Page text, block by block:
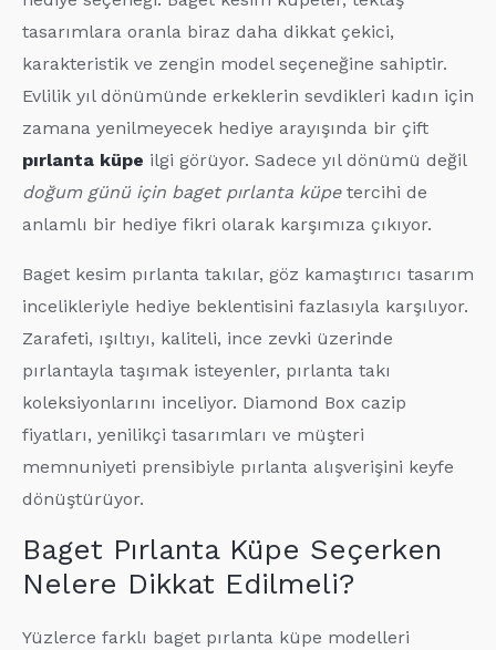
tasarımlara oranla biraz daha dikkat çekici,
karakteristik ve zengin model seçeneğine sahiptir.
Evlilik yıl dönümünde erkeklerin sevdikleri kadın için
zamana yenilmeyecek hediye arayışında bir çift
pırlanta küpe ilgi görüyor. Sadece yıl dönümü değil
doğum günü için baget pırlanta küpetercihi de
anlamlı bir hediye fikri olarak karşımıza çıkıyor.
Baget kesim pırlanta takılar, göz kamaştırıcı tasarım
incelikleriyle hediye beklentisini fazlasıyla karşılıyor.
Zarafeti, ışıltıyı, kaliteli, ince zevki üzerinde
pırlantayla taşımak isteyenler, pırlanta takı
koleksiyonlarını inceliyor. Diamond Box cazip
fiyatları, yenilikçi tasarımları ve müşteri
memnuniyeti prensibiyle pırlanta alışverişini keyfe
dönüştürüyor.
Baget Pırlanta Küpe Seçerken
Nelere Dikkat Edilmeli?
Yüzlerce farklı baget pırlanta küpe modelleri